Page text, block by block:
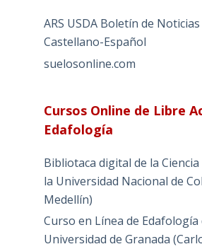
ARS USDA Boletín de
Castellano-Español
suelosonline.com
Cursos Online de Libre
Edafología
Bibliotaca digital de la Ciencia
la Universidad Nacional de
Medellín)
Curso en Línea de Edafología
Universidad de Granada